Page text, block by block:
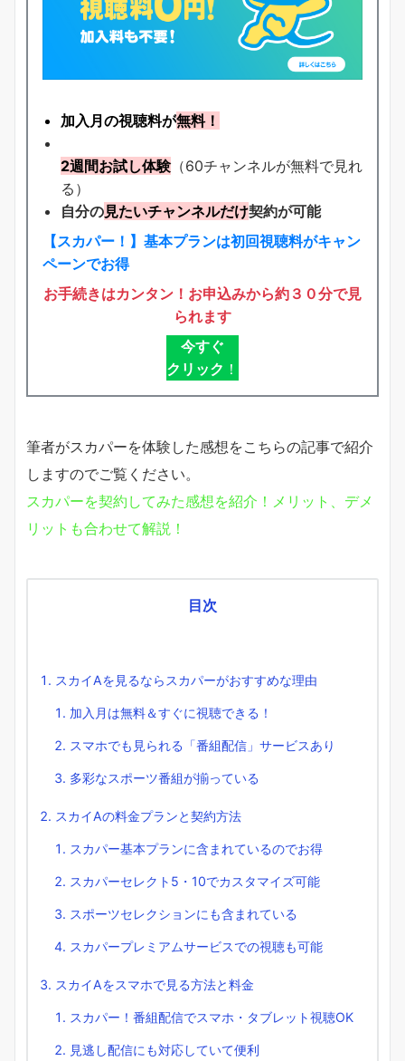
加入月の視聴料が無料！
2週間お試し体験（60チャンネルが無料で見れ
る）
自分の見たいチャンネルだけ契約が可能
【スカパー！】基本プランは初回視聴料がキャン
ペーンでお得
お手続きはカンタン！お申込みから約３０分で見
られます
今すぐ
クリック ！
筆者がスカパーを体験した感想をこちらの記事で紹介
しますのでご覧ください。
スカパーを契約してみた感想を紹介！メリット、デメ
リットも合わせて解説！
目次
スカイAを見るならスカパーがおすすめな理由
加入月は無料＆すぐに視聴できる！
スマホでも見られる「番組配信」サービスあり
多彩なスポーツ番組が揃っている
スカイAの料金プランと契約方法
スカパー基本プランに含まれているのでお得
スカパーセレクト5・10でカスタマイズ可能
スポーツセレクションにも含まれている
スカパープレミアムサービスでの視聴も可能
スカイAをスマホで見る方法と料金
スカパー！番組配信でスマホ・タブレット視聴OK
見逃し配信にも対応していて便利